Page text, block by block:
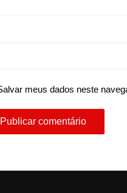
meus dados neste